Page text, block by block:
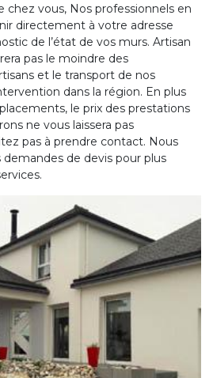
chez vous, Nos professionnels en
directement à votre adresse
de l’état de vos murs. Artisan
pas le moindre des
et le transport de nos
dans la région. En plus
le prix des prestations
ne vous laissera pas
pas à prendre contact. Nous
de devis pour plus